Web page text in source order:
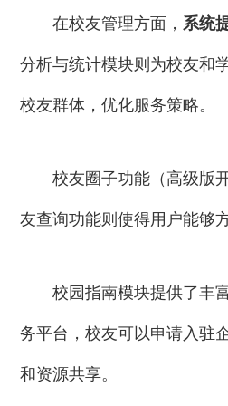
在校友管理方面， 系统
分析与统计模块则为校友和
校友群体，优化服务策略。
校友圈子功能（高级版
友查询功能则使得用户能够
校园指南模块提供了丰
务平台，校友可以申请入驻
和资源共享。